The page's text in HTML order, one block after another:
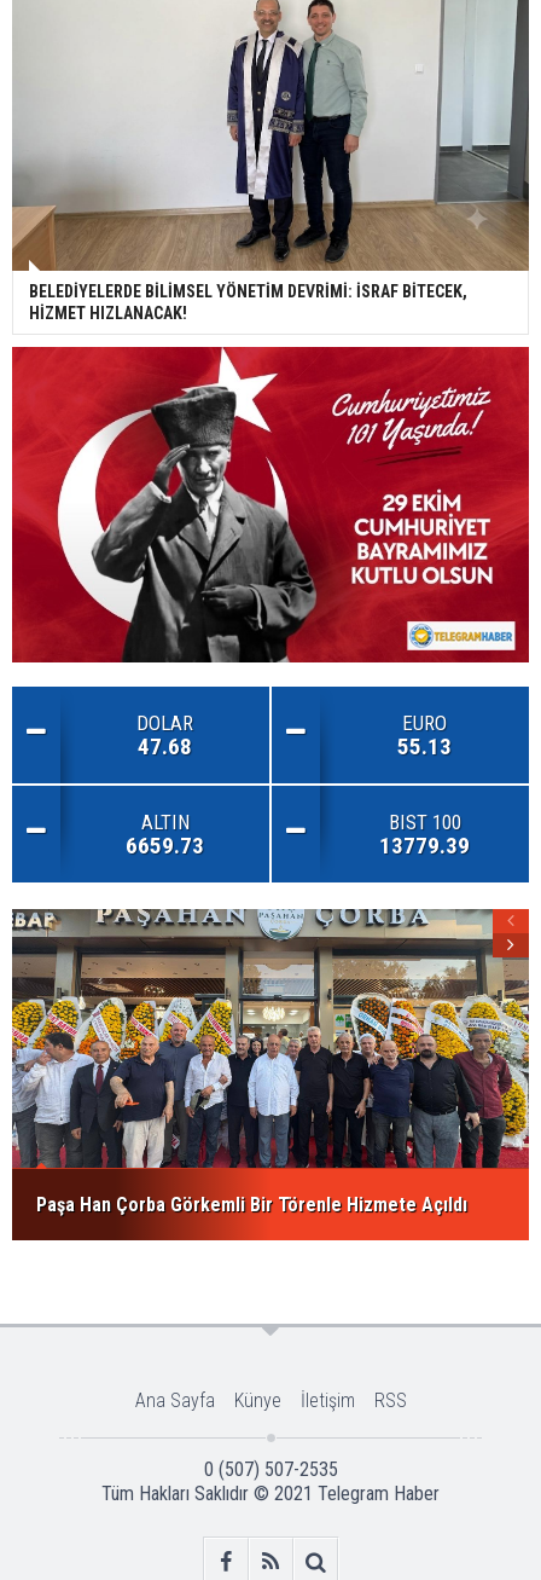
BELEDİYELERDE BİLİMSEL YÖNETİM DEVRİMİ: İSRAF BİTECEK,
HİZMET HIZLANACAK!
DOLAR
47.68
EURO
55.13
ALTIN
6659.73
BIST 100
13779.39
Paşa Han Çorba Görkemli Bir Törenle Hizmete Açıldı
Ana Sayfa Künye İletişim RSS
0 (507) 507-2535
Tüm Hakları Saklıdır © 2021 Telegram Haber